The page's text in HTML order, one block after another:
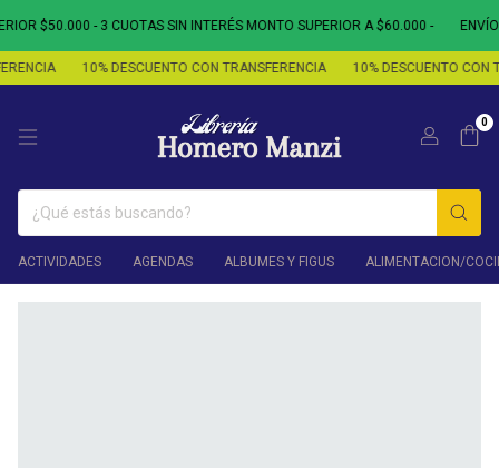
$50.000 - 3 CUOTAS SIN INTERÉS MONTO SUPERIOR A $60.000 -
10% DESCUENTO CON TRANSFERENCIA 10% DESCUENTO CON
0
ACTIVIDADES AGENDAS ALBUMES Y FIGUS ALIMENTACION/